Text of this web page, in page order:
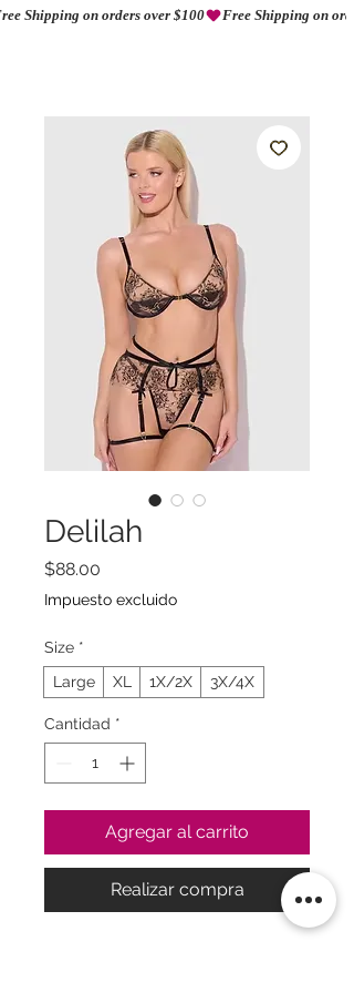
Shipping on orders over $100
Delilah
$88.00
Impuesto excluido
Size *
Large
XL 1X/2X 3X/4X
Cantidad *
Agregar al carrito
Realizar compra